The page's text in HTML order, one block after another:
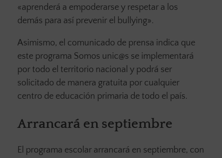
«aprenderá a empoderarse y respetar a los
demás para así prevenir el bullying».
Asimismo, el comunicado de prensa indica que
este programa Somos unic@s se implementará
por todo el territorio nacional y podrá ser
solicitado de manera gratuita por cualquier
centro de educación primaria de todo el país.
Arrancará en septiembre
El programa escolar arrancará en septiembre, con